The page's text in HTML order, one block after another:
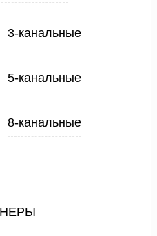
3-канальные
5-канальные
8-канальные